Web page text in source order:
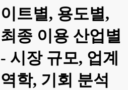
이트별, 용도별,
최종 이용 산업별
- 시장 규모, 업계
역학, 기회 분석